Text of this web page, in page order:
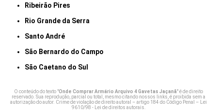
Ribeirão Pires
Rio Grande da Serra
Santo André
São Bernardo do Campo
São Caetano do Sul
O conteúdo do texto "Onde Comprar Armário Arquivo 4 Gavetas Jaçanã" é de direito
reservado. Sua reprodução, parcial ou total, mesmo citando nossos links, é proibida sem a
autorização do autor. Crime de violação de direito autoral – artigo 184 do Código Penal – Lei
9610/98 - Lei de direitos autorais.